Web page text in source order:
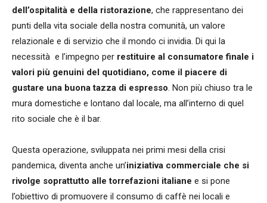
dell’ospitalità e della ristorazione, che rappresentano dei
punti della vita sociale della nostra comunità, un valore
relazionale e di servizio che il mondo ci invidia. Di qui la
necessità e l’impegno per restituire al consumatore finale i
valori più genuini del quotidiano, come il piacere di
gustare una buona tazza di espresso. Non più chiuso tra le
mura domestiche e lontano dal locale, ma all’interno di quel
rito sociale che è il bar.
Questa operazione, sviluppata nei primi mesi della crisi
pandemica, diventa anche un’iniziativa commerciale che si
rivolge soprattutto alle torrefazioni italiane e si pone
l’obiettivo di promuovere il consumo di caffè nei locali e